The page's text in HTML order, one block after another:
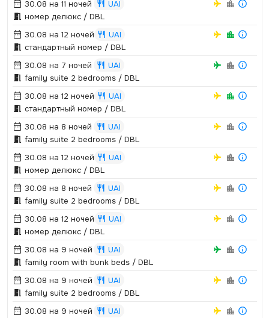
30.08 на 11 ночей
UAI
номер делюкс / DBL
30.08 на 12 ночей
UAI
стандартный номер / DBL
30.08 на 7 ночей
UAI
family suite 2 bedrooms / DBL
30.08 на 12 ночей
UAI
стандартный номер / DBL
30.08 на 8 ночей
UAI
family suite 2 bedrooms / DBL
30.08 на 12 ночей
UAI
номер делюкс / DBL
30.08 на 8 ночей
UAI
family suite 2 bedrooms / DBL
30.08 на 12 ночей
UAI
номер делюкс / DBL
30.08 на 9 ночей
UAI
family room with bunk beds / DBL
30.08 на 9 ночей
UAI
family suite 2 bedrooms / DBL
30.08 на 9 ночей
UAI